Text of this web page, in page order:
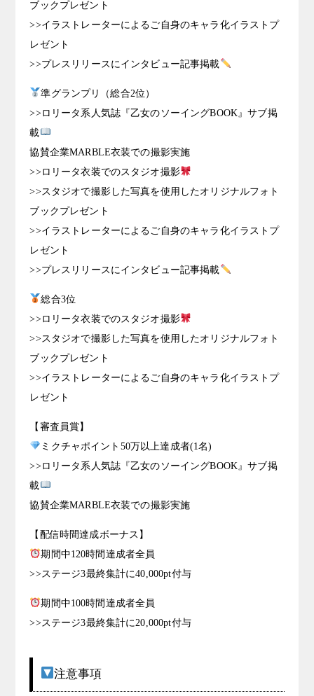
ブックプレゼント
>>イラストレーターによるご自身のキャラ化イラストプ
レゼント
>>プレスリリースにインタビュー記事掲載
準グランプリ（総合2位）
>>ロリータ系人気誌『乙女のソーイングBOOK』サブ掲
載
協賛企業MARBLE衣装での撮影実施
>>ロリータ衣装でのスタジオ撮影
>>スタジオで撮影した写真を使用したオリジナルフォト
ブックプレゼント
>>イラストレーターによるご自身のキャラ化イラストプ
レゼント
>>プレスリリースにインタビュー記事掲載
総合3位
>>ロリータ衣装でのスタジオ撮影
>>スタジオで撮影した写真を使用したオリジナルフォト
ブックプレゼント
>>イラストレーターによるご自身のキャラ化イラストプ
レゼント
【審査員賞】
ミクチャポイント50万以上達成者(1名)
>>ロリータ系人気誌『乙女のソーイングBOOK』サブ掲
載
協賛企業MARBLE衣装での撮影実施
【配信時間達成ボーナス】
期間中120時間達成者全員
>>ステージ3最終集計に40,000pt付与
期間中100時間達成者全員
>>ステージ3最終集計に20,000pt付与
注意事項